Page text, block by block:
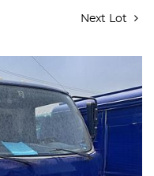
Next Lot